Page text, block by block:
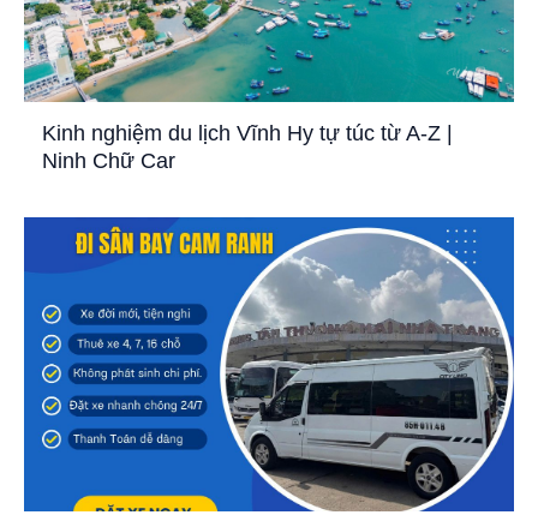
Kinh nghiệm du lịch Vĩnh Hy tự túc từ A-Z |
Ninh Chữ Car